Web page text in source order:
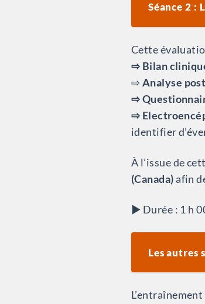
Séance 2 :
Cette
⇨ Bilan
⇨ Analyse
⇨
⇨
identifier
À l’issue de
(Canada)afin
▶︎ Durée : 1 h
Les autres